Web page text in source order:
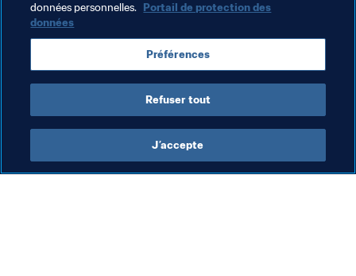
La #BeachSoccerWC sur les réseaux
| Twitter
données personnelles. Portail de protection des
données
Préférences
Refuser tout
J’accepte